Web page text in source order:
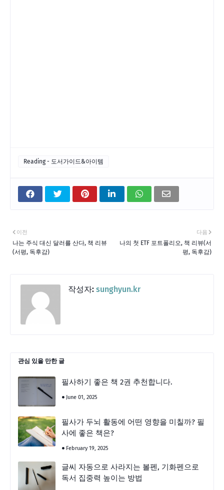
Reading - 도서가이드&아이템
다음
나의 첫 ETF 포트폴리오, 책 리뷰(서
평, 독후감)
이전
나는 주식 대신 달러를 산다, 책 리뷰
(서평, 독후감)
작성자: sunghyun.kr
관심 있을 만한 글
필사하기 좋은 책 2권 추천합니다.
June 01, 2025
필사가 두뇌 활동에 어떤 영향을 미칠까? 필
사에 좋은 책은?
February 19, 2025
글씨 자동으로 사라지는 볼펜, 기화펜으로
독서 집중력 높이는 방법